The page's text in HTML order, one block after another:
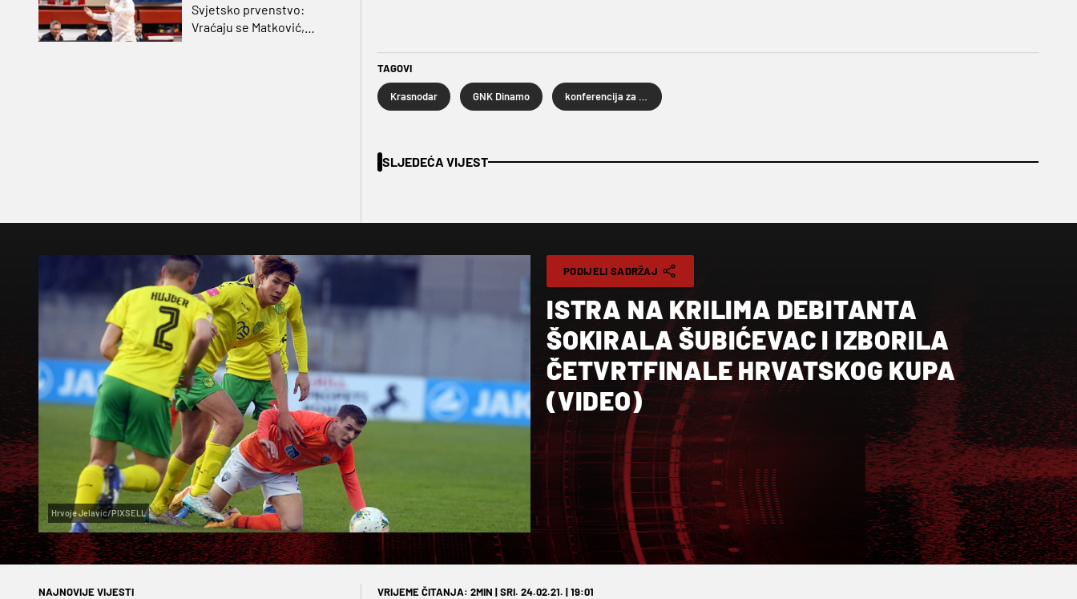
Svjetsko prvenstvo:
Vraćaju se Matković,
TAGOVI
Krasnodar GNK Dinamo konferencija za novinare
SLJEDEĆA VIJEST
Hrvoje Jelavic/PIXSELL
PODIJELI SADRŽAJ
ISTRA NA KRILIMA DEBITANTA
ŠOKIRALA ŠUBIĆEVAC I IZBORILA
ČETVRTFINALE HRVATSKOG KUPA
(VIDEO)
NAJNOVIJE VIJESTI VRIJEME ČITANJA: 2MIN | SRI. 24.02.21. | 19:01